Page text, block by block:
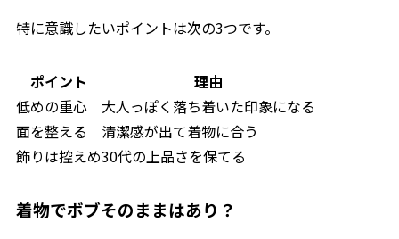
特に意識したいポイントは次の3つです。
ポイント
理由
低めの重心
大人っぽく落ち着いた印象になる
面を整える
清潔感が出て着物に合う
飾りは控えめ30代の上品さを保てる
着物でボブそのままはあり？